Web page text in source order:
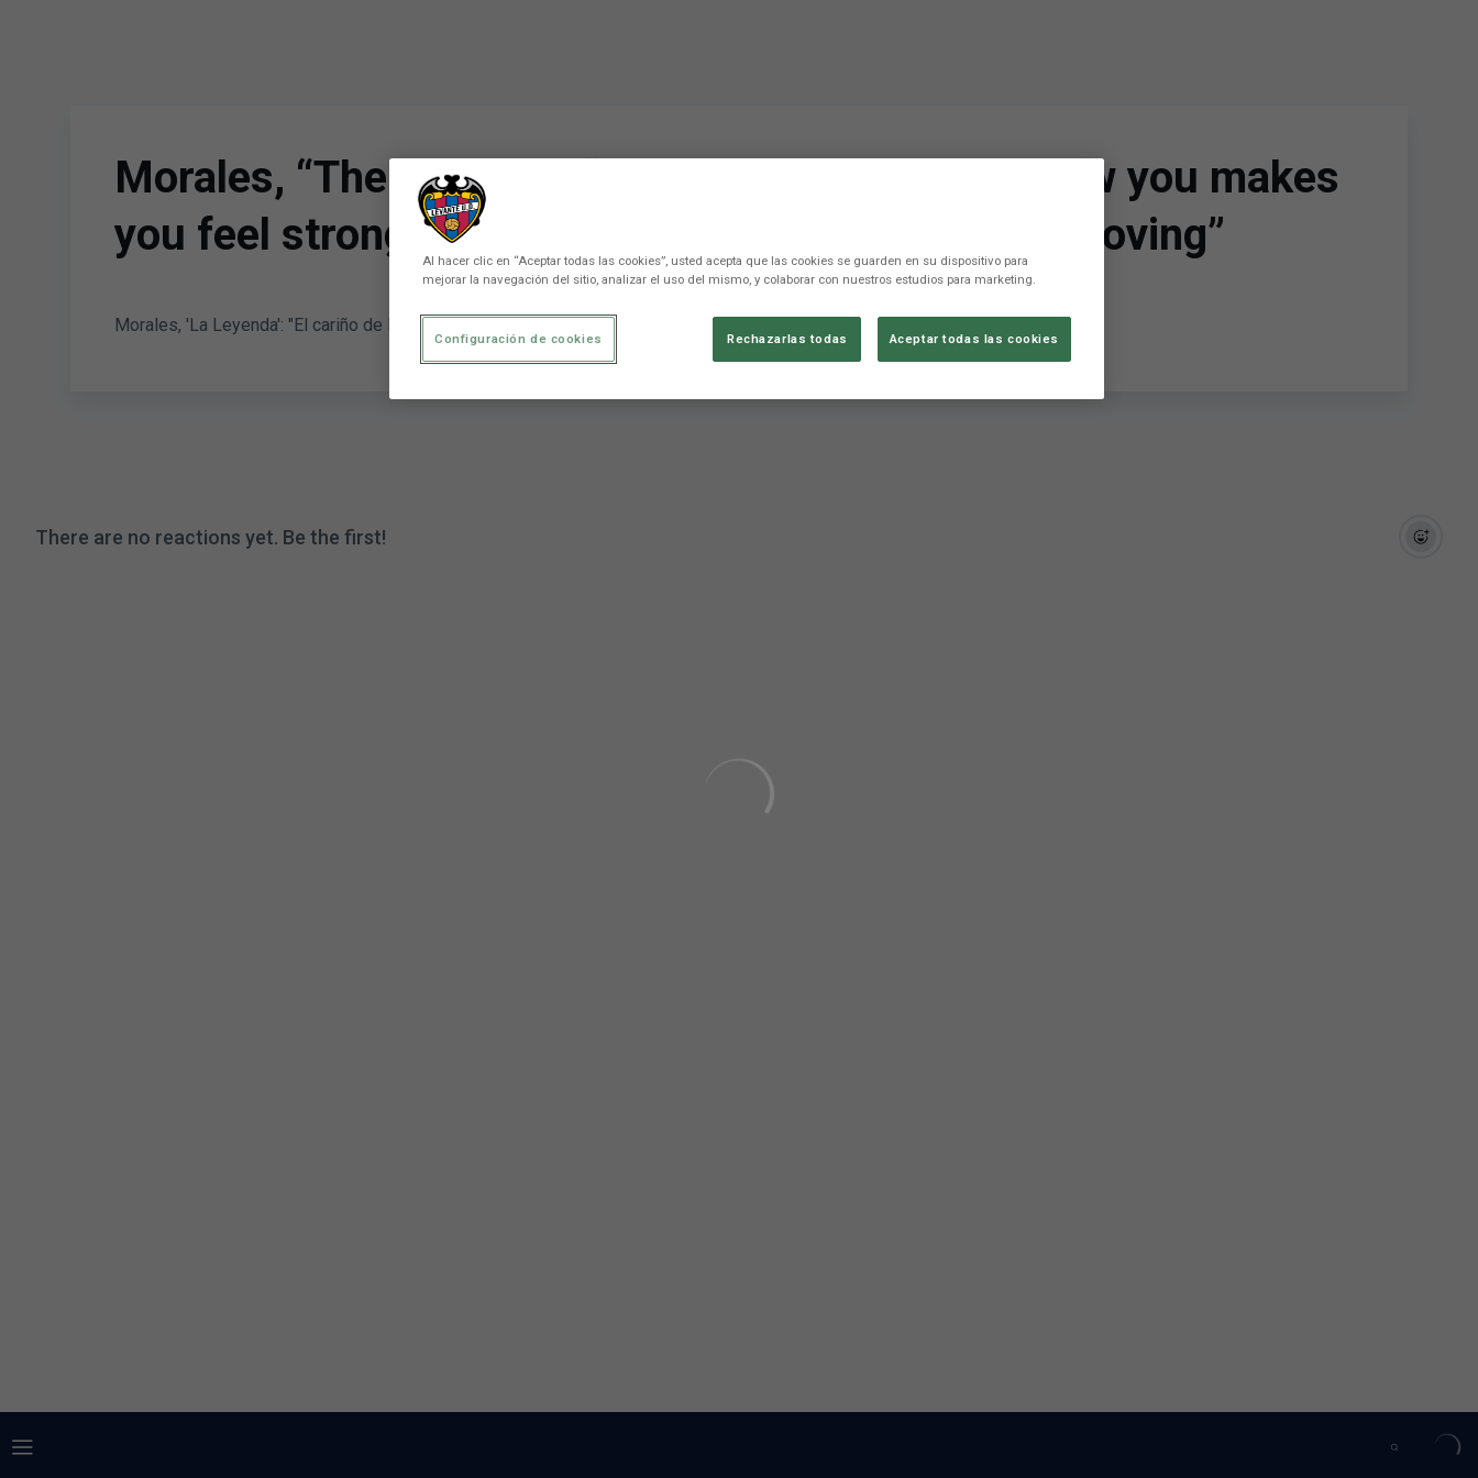
Morales, “The Legend”: “The affection people show you makes
you feel stronger and more motivated to keep improving”
Morales, 'La Leyenda': "El cariño de la gente hace que uno tenga ganas y motivación de seguir creciendo"
There are no reactions yet. Be the first!
Al hacer clic en “Aceptar todas las cookies”, usted acepta que las cookies se guarden en su dispositivo para
mejorar la navegación del sitio, analizar el uso del mismo, y colaborar con nuestros estudios para marketing.
Rechazarlas todas Aceptar todas las cookies
Configuración de cookies